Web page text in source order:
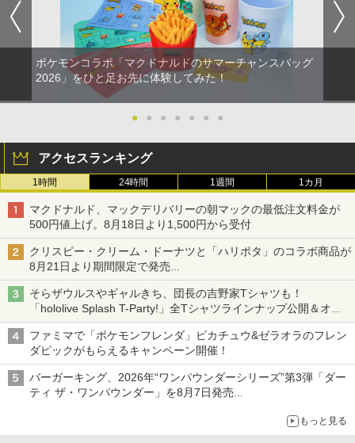
【Amazon.co.jp限定】劇場版モノノ怪
第三章 蛇神 (オリジナル特典:オリジナル
巾着＋メーカー特典:【坤と離】二振りの
剣、十翼より来たる！スタジオ描き下ろ
しイラストボード付) [DVD]
ポケモンコラボ「マクドナルドのサマーチャンスバッグ
2026」をひと足お先に体験してみた！
● ● ● ● ● ● ●
アクセスランキング
1時間 24時間 1週間 1カ月
マクドナルド、マックデリバリーの朝マックの最低注文料金が
500円値上げ。8月18日より1,500円から受付
クリスピー・クリーム・ドーナツと「ハリポタ」のコラボ商品が
8月21日より期間限定で発売
組分け帽子ドーナツなど見た目も楽しい商品が登場
そらザウルスやギャルきち、団長の吉野家Tシャツも！
「hololive Splash T-Party!」全Tシャツラインナップ公開＆オン
ライン販売開始
ファミマで「ポケモンフレンダ」ピカチュウ&ゼラオラのフレン
ダピックがもらえるキャンペーン開催！
バーガーキング、2026年“ワンパウンダーシリーズ”第3弾「ダー
ティ ザ・ワンパウンダー」を8月7日発売
もっと見る